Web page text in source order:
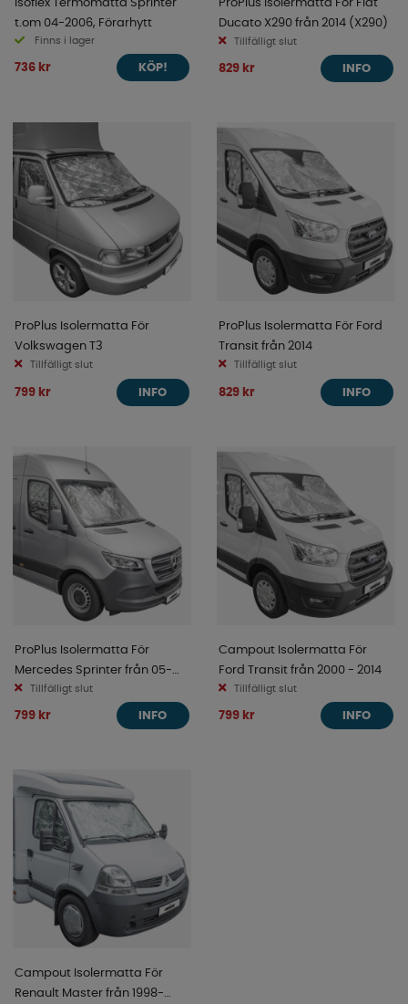
t.om 04-2006, Förarhytt
Finns i lager
736 kr KÖP!
Ducato X290 från 2014 (X290)
Tillfälligt slut
829 kr INFO
ProPlus Isolermatta För
Volkswagen T3
Tillfälligt slut
799 kr INFO
ProPlus Isolermatta För Ford
Transit från 2014
Tillfälligt slut
829 kr INFO
ProPlus Isolermatta För
Mercedes Sprinter från 05-
2014Tillfälligt slut
799 kr INFO
Campout Isolermatta För
Ford Transit från 2000 - 2014
Tillfälligt slut
799 kr INFO
Campout Isolermatta För
Renault Master från 1998-